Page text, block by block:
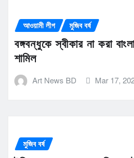
আওয়ামী লীগ মুজিব বর্ষ
বঙ্গবন্ধুকে স্বীকার না করা
শামিল
Art News BD Mar 17,
মুজিব বর্ষ